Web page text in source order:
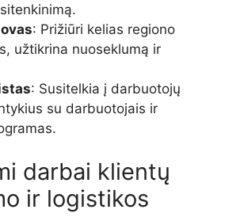
: Prižiūri kelias regiono
užtikrina nuoseklumą ir
: Susitelkia į darbuotojų
su darbuotojais ir
darbai klientų
ir logistikos